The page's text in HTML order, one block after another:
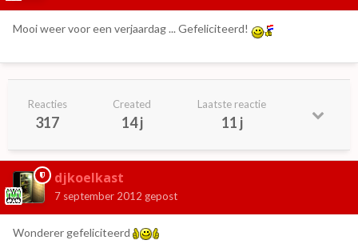
Mooi weer voor een verjaardag ... Gefeliciteerd!
Reacties
317
Created
14 j
Laatste reactie
11 j
djkoelkast
7 september 2012 gepost
Wonderer gefeliciteerd